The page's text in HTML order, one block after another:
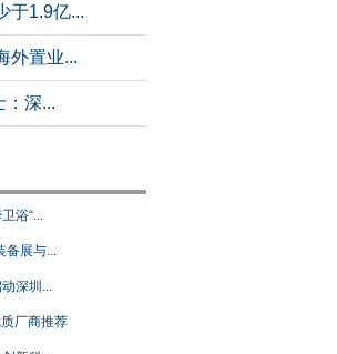
于1.9亿...
外置业...
：深...
浴“...
备展与...
深圳...
厂商推荐